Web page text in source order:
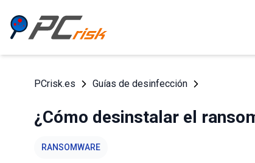
PCrisk.es Guías de desinfección
¿Cómo desinstalar el
RANSOMWARE